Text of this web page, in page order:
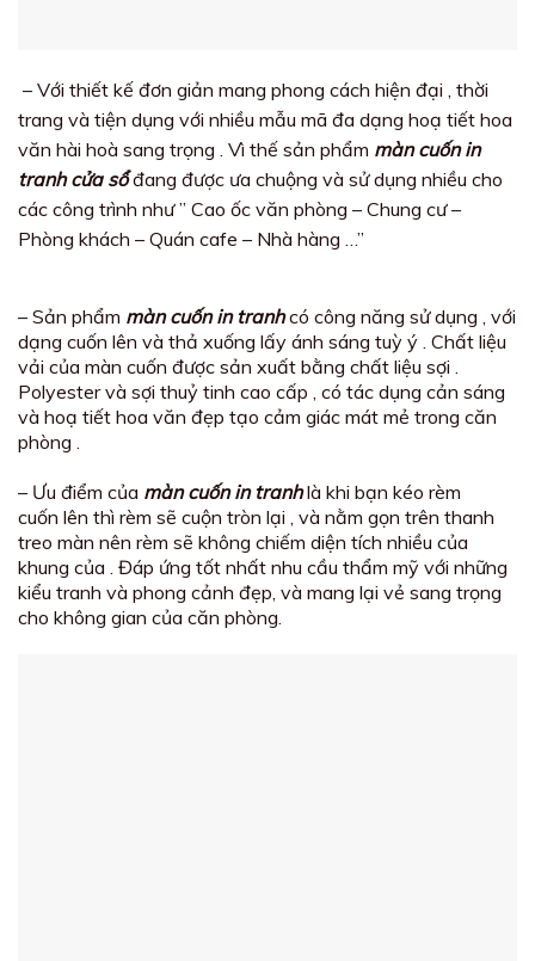
– Với thiết kế đơn giản mang phong cách hiện đại , thời
trang và tiện dụng với nhiều mẫu mã đa dạng hoạ tiết hoa
văn hài hoà sang trọng . Vì thế sản phẩm màn cuốn in
tranh cửa sổđang được ưa chuộng và sử dụng nhiều cho
các công trình như ” Cao ốc văn phòng – Chung cư –
Phòng khách – Quán cafe – Nhà hàng …”
– Sản phẩm màn cuốn in tranhcó công năng sử dụng , với
dạng cuốn lên và thả xuống lấy ánh sáng tuỳ ý . Chất liệu
vải của màn cuốn được sản xuất bằng chất liệu sợi .
Polyester và sợi thuỷ tinh cao cấp , có tác dụng cản sáng
và hoạ tiết hoa văn đẹp tạo cảm giác mát mẻ trong căn
phòng .
– Ưu điểm của màn cuốn in tranhlà khi bạn kéo rèm
cuốn lên thì rèm sẽ cuộn tròn lại , và nằm gọn trên thanh
treo màn nên rèm sẽ không chiếm diện tích nhiều của
khung của . Đáp ứng tốt nhất nhu cầu thẩm mỹ với những
kiểu tranh và phong cảnh đẹp, và mang lại vẻ sang trọng
cho không gian của căn phòng.